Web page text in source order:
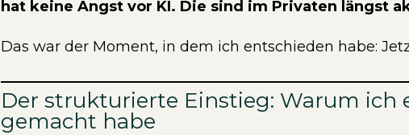
hat keine Angst vor KI. Die sind im Privaten längst
Das war der Moment, in dem ich entschieden habe:
Der strukturierte Einstieg: Warum ich
gemacht habe